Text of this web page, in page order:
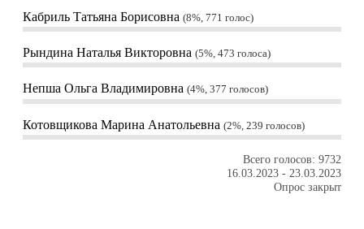
Кабриль Татьяна Борисовна 8%, 771 голос
Рындина Наталья Викторовна 5%, 473 голоса
Непша Ольга Владимировна 4%, 377 голосов
Котовщикова Марина Анатольевна 2%, 239 голосов
Всего голосов: 9732
16.03.2023 - 23.03.2023
Опрос закрыт